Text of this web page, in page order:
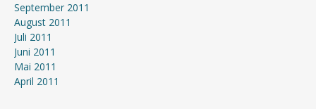
September 2011
August 2011
Juli 2011
Juni 2011
Mai 2011
April 2011